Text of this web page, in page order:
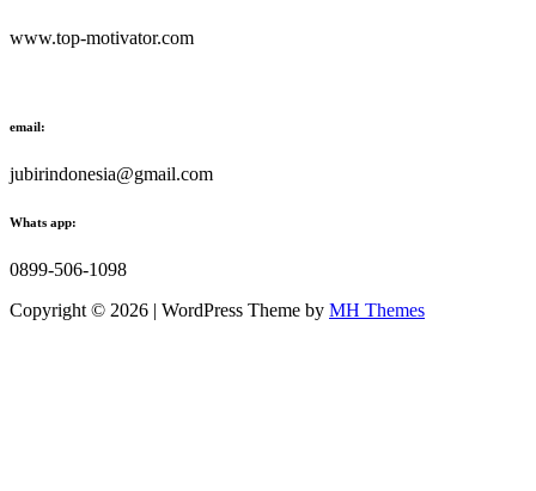
www.top-motivator.com
email:
jubirindonesia@gmail.com
Whats app:
0899-506-1098
Copyright © 2026 | WordPress Theme by MH Themes